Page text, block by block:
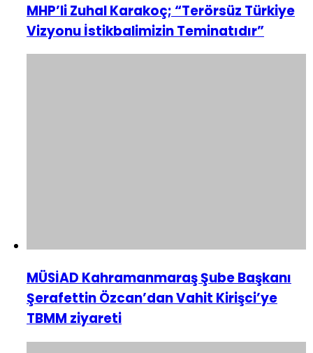
MHP’li Zuhal Karakoç; “Terörsüz Türkiye
Vizyonu İstikbalimizin Teminatıdır”
MÜSİAD Kahramanmaraş Şube Başkanı
Şerafettin Özcan’dan Vahit Kirişci’ye
TBMM ziyareti